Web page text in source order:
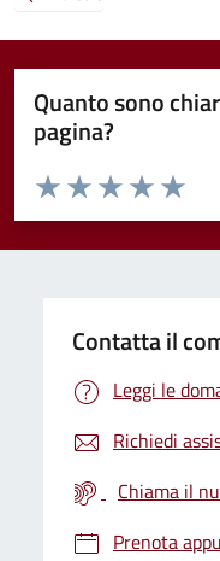
Quanto sono
pagina?
Valuta da 1 a 5 stelle la
Valuta
Valuta 4
Valuta 3 stelle
Valuta 2 stelle su 5
Valuta 1 stelle su 5
Contatta il
Leggi le
Richiedi
Chiama il
Prenota